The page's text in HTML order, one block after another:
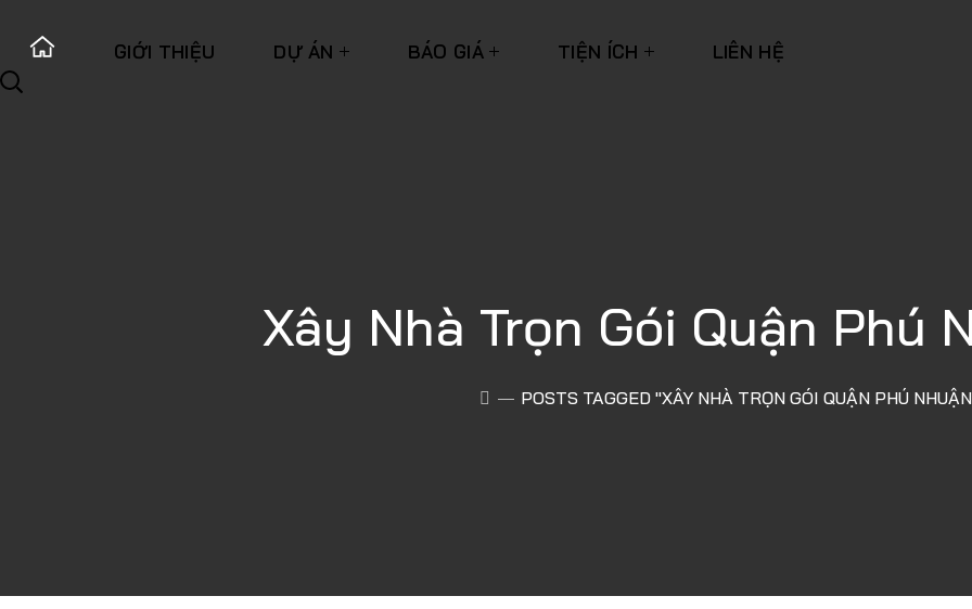
GIỚI THIỆU DỰ ÁN BÁO GIÁ TIỆN ÍCH LIÊN HỆ
Xây Nhà Trọn Gói Quận Phú
POSTS TAGGED "XÂY NHÀ TRỌN GÓI QUẬN PHÚ